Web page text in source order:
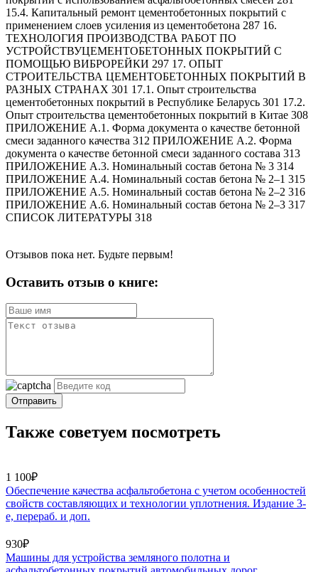
15.4. Капитальный ремонт цементобетонных покрытий с
применением слоев усиления из цементобетона 287 16.
ТЕХНОЛОГИЯ ПРОИЗВОДСТВА РАБОТ ПО
УСТРОЙСТВУЦЕМЕНТОБЕТОННЫХ ПОКРЫТИЙ С
ПОМОЩЬЮ ВИБРОРЕЙКИ 297 17. ОПЫТ
СТРОИТЕЛЬСТВА ЦЕМЕНТОБЕТОННЫХ ПОКРЫТИЙ В
РАЗНЫХ СТРАНАХ 301 17.1. Опыт строительства
цементобетонных покрытий в Республике Беларусь 301 17.2.
Опыт строительства цементобетонных покрытий в Китае 308
ПРИЛОЖЕНИЕ А.1. Форма документа о качестве бетонной
смеси заданного качества 312 ПРИЛОЖЕНИЕ А.2. Форма
документа о качестве бетонной смеси заданного состава 313
ПРИЛОЖЕНИЕ А.3. Номинальный состав бетона № 3 314
ПРИЛОЖЕНИЕ А.4. Номинальный состав бетона № 2–1 315
ПРИЛОЖЕНИЕ А.5. Номинальный состав бетона № 2–2 316
ПРИЛОЖЕНИЕ А.6. Номинальный состав бетона № 2–3 317
СПИСОК ЛИТЕРАТУРЫ 318
Отзывов пока нет. Будьте первым!
Оставить отзыв о книге:
Отправить
Также советуем посмотреть
1 100₽
Обеспечение качества асфальтобетона с учетом особенностей
свойств составляющих и технологии уплотнения. Издание 3-
е, перераб. и доп.
930₽
Машины для устройства земляного полотна и